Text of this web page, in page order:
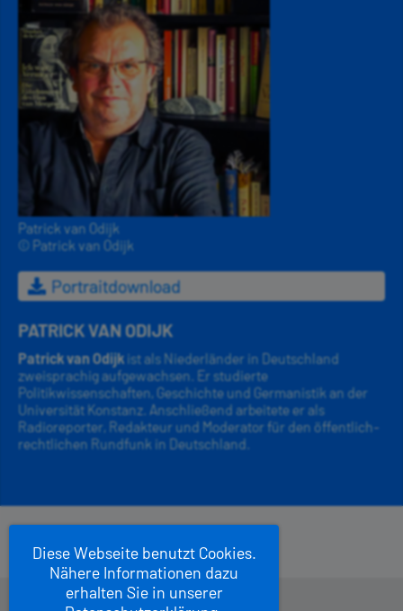
Diese Webseite benutzt Cookies.
Nähere Informationen dazu
erhalten Sie in unserer
Patrick van Odijk
© Patrick van Odijk
Portraitdownload
PATRICK VAN ODIJK
Patrick van Odijk ist als Niederländer in Deutschland
zweisprachig aufgewachsen. Er studierte
Politikwissenschaften, Geschichte und Germanistik an der
Universität Konstanz. Anschließend arbeitete er als
Radioreporter, Redakteur und Moderator für den öffentlich-
rechtlichen Rundfunk in Deutschland.